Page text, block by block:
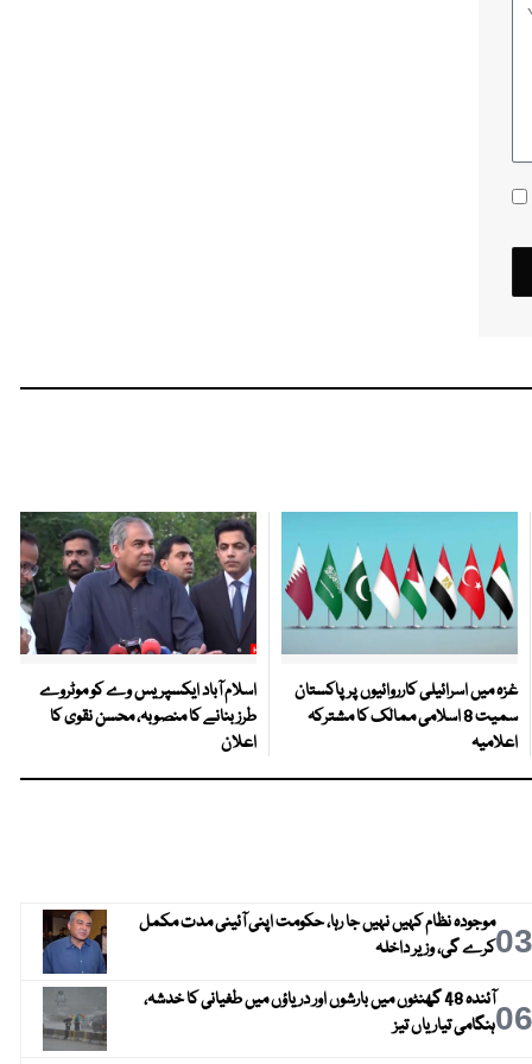
غزہ میں اسرائیلی کارروائیوں پر پاکستان
سمیت 8 اسلامی ممالک کا مشترکہ
اعلامیہ
اسلام آباد ایکسپریس وے کو موٹروے
طرز بنانے کا منصوبہ، محسن نقوی کا
اعلان
03موجودہ نظام کہیں نہیں جا رہا، حکومت اپنی آئینی مدت مکمل
کرے گی، وزیر داخلہ
06
آئندہ 48 گھنٹوں میں بارشوں اور دریاؤں میں طغیانی کا خدشہ،
ہنگامی تیاریاں تیز